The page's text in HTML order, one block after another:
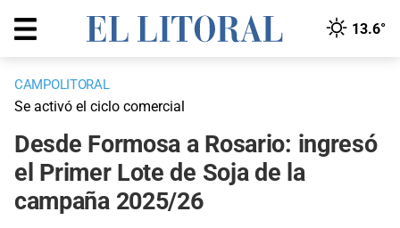
13.6°
CAMPOLITORAL
Se activó el ciclo comercial
Desde Formosa a Rosario: ingresó
el Primer Lote de Soja de la
campaña 2025/26